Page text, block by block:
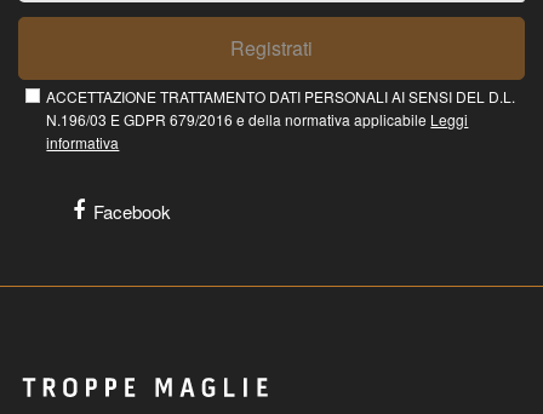
Registrati
ACCETTAZIONE TRATTAMENTO DATI PERSONALI AI SENSI DEL D.L.
N.196/03 E GDPR 679/2016 e della normativa applicabile Leggi
informativa
Facebook